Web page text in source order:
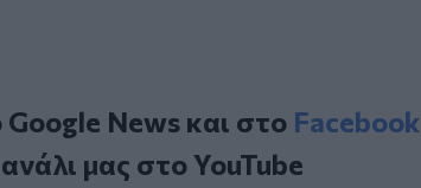
Google Newsκαι στο Facebook
μας στοYouTube